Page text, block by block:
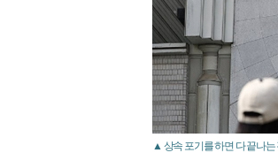
▲ 상속 포기를 하면 다 끝나